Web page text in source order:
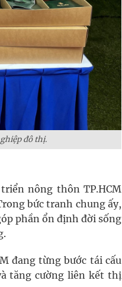
đô thị.
nông thôn TP.HCM
bức tranh chung ấy,
phần ổn định đời sống
đang từng bước tái cấu
tăng cường liên kết thị